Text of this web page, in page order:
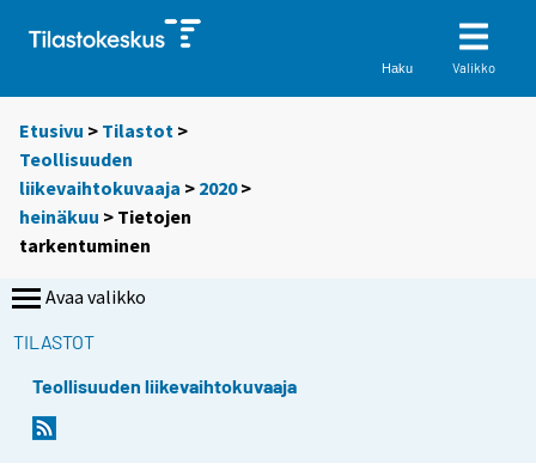
Haku Valikko
Etusivu > Tilastot >
Teollisuuden
liikevaihtokuvaaja > 2020>
heinäkuu > Tietojen
tarkentuminen
Avaa valikko
TILASTOT
Teollisuuden liikevaihtokuvaaja